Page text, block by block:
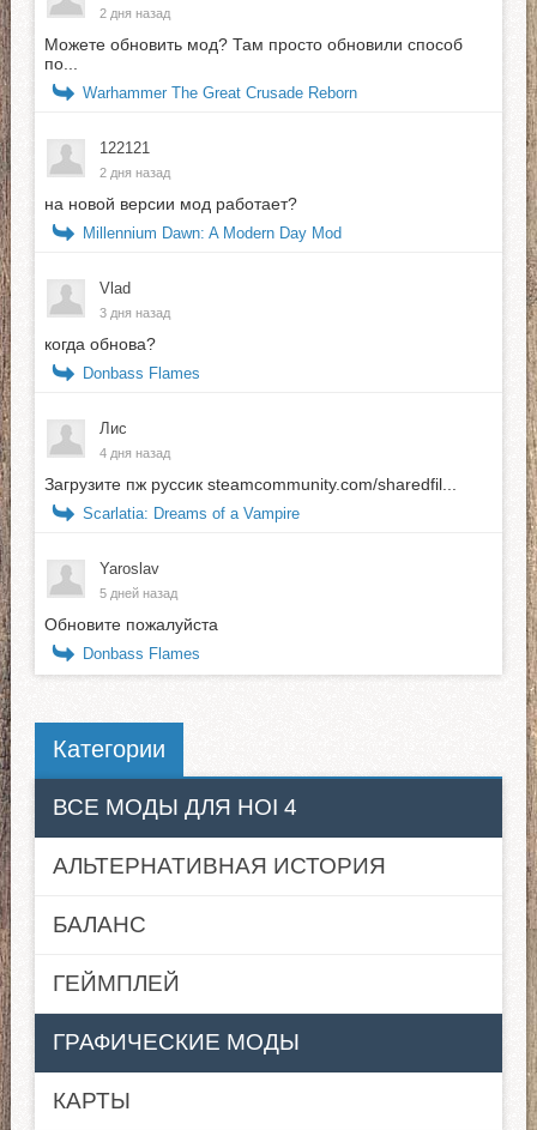
2 дня назад
Можете обновить мод? Там просто обновили способ
по...
Warhammer The Great Crusade Reborn
122121
2 дня назад
на новой версии мод работает?
Millennium Dawn: A Modern Day Mod
Vlad
3 дня назад
когда обнова?
Donbass Flames
Лис
4 дня назад
Загрузите пж руссик steamcommunity.com/sharedfil...
Scarlatia: Dreams of a Vampire
Yaroslav
5 дней назад
Обновите пожалуйста
Donbass Flames
Категории
ВСЕ МОДЫ ДЛЯ HOI 4
АЛЬТЕРНАТИВНАЯ ИСТОРИЯ
БАЛАНС
ГЕЙМПЛЕЙ
ГРАФИЧЕСКИЕ МОДЫ
КАРТЫ